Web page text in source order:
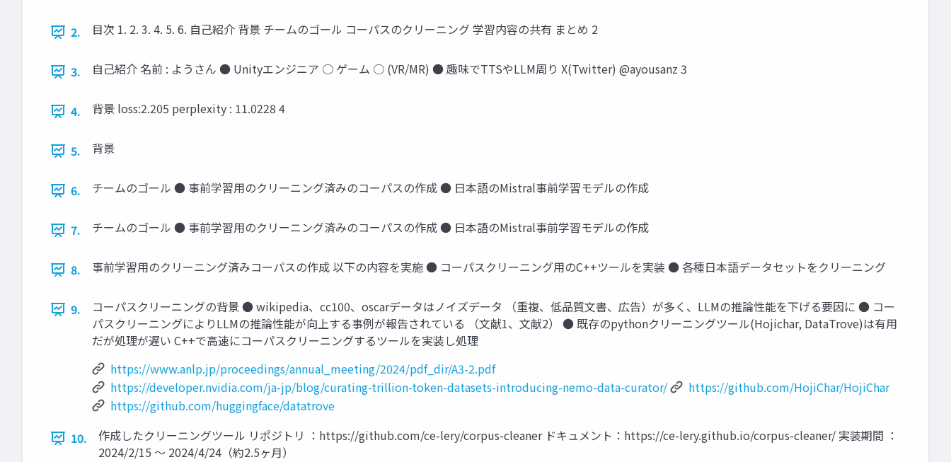
2. 目次 1. 2. 3. 4. 5. 6. 自己紹介 背景 チームのゴール コーパスのクリーニング 学習内容の共有 まとめ 2
3. 自己紹介 名前 : ようさん ● Unityエンジニア ○ ゲーム ○ (VR/MR) ● 趣味でTTSやLLM周り X(Twitter) @ayousanz 3
4. 背景 loss:2.205 perplexity : 11.0228 4
5. 背景
6. チームのゴール ● 事前学習用のクリーニング済みのコーパスの作成 ● 日本語のMistral事前学習モデルの作成
7. チームのゴール ● 事前学習用のクリーニング済みのコーパスの作成 ● 日本語のMistral事前学習モデルの作成
8. 事前学習用のクリーニング済みコーパスの作成 以下の内容を実施 ● コーパスクリーニング用のC++ツールを実装 ● 各種日本語データセットをクリーニング
9.
コーパスクリーニングの背景 ● wikipedia、cc100、oscarデータはノイズデータ （重複、低品質文書、広告）が多く、LLMの推論性能を下げる要因に ● コー
パスクリーニングによりLLMの推論性能が向上する事例が報告されている （文献1、文献2） ● 既存のpythonクリーニングツール(Hojichar, DataTrove)は有用
だが処理が遅い C++で高速にコーパスクリーニングするツールを実装し処理
https://www.anlp.jp/proceedings/annual_meeting/2024/pdf_dir/A3-2.pdf
https://developer.nvidia.com/ja-jp/blog/curating-trillion-token-datasets-introducing-nemo-data-curator/
https://github.com/HojiChar/HojiChar
https://github.com/huggingface/datatrove
10.
作成したクリーニングツール リポジトリ ：https://github.com/ce-lery/corpus-cleaner ドキュメント：https://ce-lery.github.io/corpus-cleaner/ 実装期間 ：
2024/2/15 〜 2024/4/24（約2.5ヶ月）